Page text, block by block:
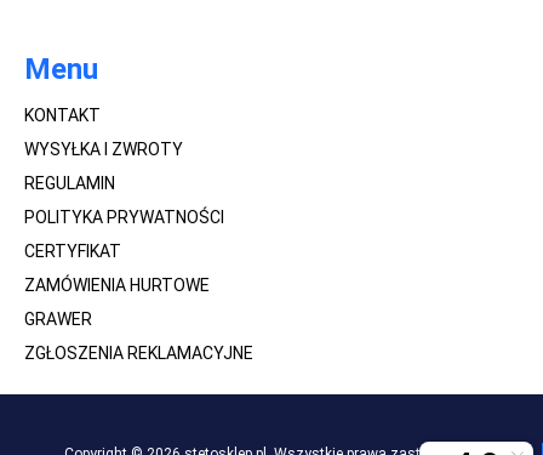
Menu
KONTAKT
WYSYŁKA I ZWROTY
REGULAMIN
POLITYKA PRYWATNOŚCI
CERTYFIKAT
ZAMÓWIENIA HURTOWE
GRAWER
ZGŁOSZENIA REKLAMACYJNE